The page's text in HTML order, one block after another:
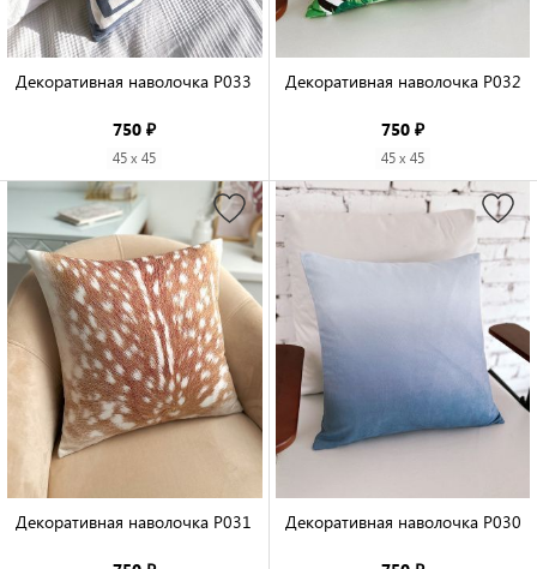
Декоративная наволочка P033
750 ₽
45 x 45
Декоративная наволочка P032
750 ₽
45 x 45
Декоративная наволочка P031 Декоративная наволочка P030